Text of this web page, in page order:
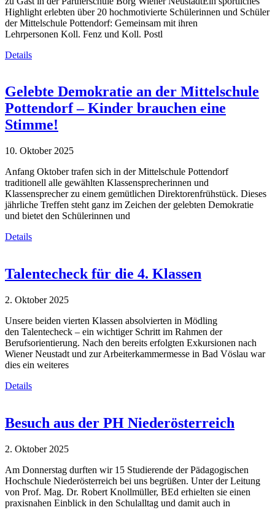
Highlight erlebten über 20 hochmotivierte Schülerinnen und Schüler
der Mittelschule Pottendorf: Gemeinsam mit ihren
Lehrpersonen Koll. Fenz und Koll. Postl
Details
Gelebte Demokratie an der Mittelschule
Pottendorf – Kinder brauchen eine
Stimme!
10. Oktober 2025
Anfang Oktober trafen sich in der Mittelschule Pottendorf
traditionell alle gewählten Klassensprecherinnen und
Klassensprecher zu einem gemütlichen Direktorenfrühstück. Dieses
jährliche Treffen steht ganz im Zeichen der gelebten Demokratie
und bietet den Schülerinnen und
Details
Talentecheck für die 4. Klassen
2. Oktober 2025
Unsere beiden vierten Klassen absolvierten in Mödling
den Talentecheck – ein wichtiger Schritt im Rahmen der
Berufsorientierung. Nach den bereits erfolgten Exkursionen nach
Wiener Neustadt und zur Arbeiterkammermesse in Bad Vöslau war
dies ein weiteres
Details
Besuch aus der PH Niederösterreich
2. Oktober 2025
Am Donnerstag durften wir 15 Studierende der Pädagogischen
Hochschule Niederösterreich bei uns begrüßen. Unter der Leitung
von Prof. Mag. Dr. Robert Knollmüller, BEd erhielten sie einen
praxisnahen Einblick in den Schulalltag und damit auch in